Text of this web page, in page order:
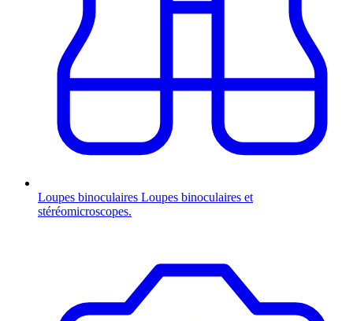
Loupes binoculaires Loupes binoculaires et
stéréomicroscopes.